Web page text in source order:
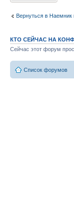
Вернуться в
КТО СЕЙЧАС НА
Сейчас этот форум
Список форумов